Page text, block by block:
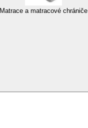
Matrace a matracové chrániče